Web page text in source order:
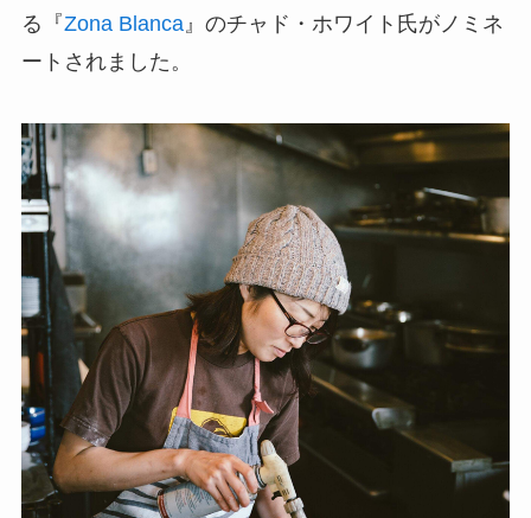
る『Zona Blanca』のチャド・ホワイト氏がノミネ
ートされました。